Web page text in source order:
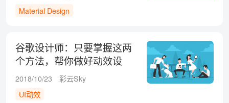
Material Design
谷歌设计师：只要掌握这两
个方法，帮你做好动效设
计！
2018/10/23
彩云Sky
UI动效